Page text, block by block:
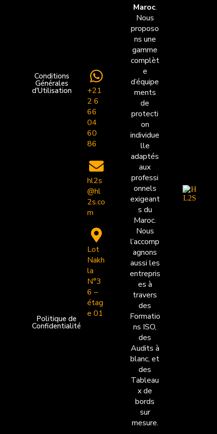
Maroc.
Nous
proposo
ns une
gamme
complèt
e
d’équipe
ments
de
protecti
on
individue
lle
adaptés
aux
professi
onnels
exigeant
s du
Maroc.
Nous
l’accomp
agnons
aussi les
entrepris
es à
travers
des
Formatio
ns ISO,
des
Audits à
blanc, et
des
Tableau
x de
bords
sur
mesure.
+21
2 6
66
04
60
86
hl2s
@hl
2s.co
m
Lot
Nakh
la
N°3
6 –
étag
e 01
Conditions
Générales
d'Utilisation
Politique de
Confidentialité